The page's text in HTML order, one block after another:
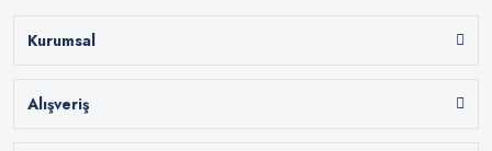
Kurumsal
Alışveriş